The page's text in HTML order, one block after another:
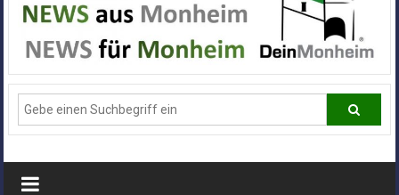
Alle
News
aus
Deiner
Stadt
Monheim